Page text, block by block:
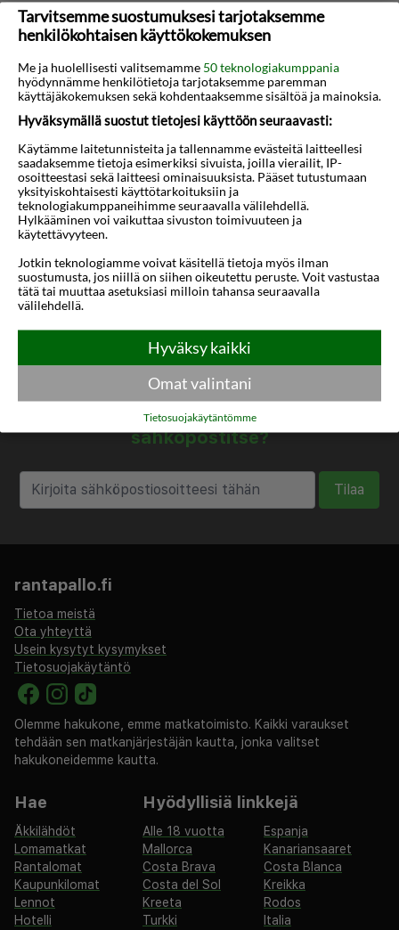
Matkoja ei löytynyt
Valitettavasti emme löydä hakuasi vastaavia matkoja.
Voit saada lisää tuloksia poistamalla alla olevat
suodattimet.
Mihin 1 sijainti
Matkan pituus 6-31 yötä
Alin tähtiluokitus 3 tähteä
Lämpötila -1 ... 0 °C
Haluatko saada houkuttelevia
tarjouksia, matkavinkkejä ja uutisia
sähköpostitse?
Tilaa
rantapallo.fi
Tietoa meistä
Ota yhteyttä
Usein kysytyt kysymykset
Tietosuojakäytäntö
Olemme hakukone, emme matkatoimisto. Kaikki varaukset
tehdään sen matkanjärjestäjän kautta, jonka valitset
hakukoneidemme kautta.
Hae
Äkkilähdöt
Lomamatkat
Rantalomat
Kaupunkilomat
Lennot
Hotelli
Hyödyllisiä linkkejä
Alle 18 vuotta
Espanja
Mallorca
Kanariansaaret
Costa Brava
Costa Blanca
Costa del Sol
Kreikka
Kreeta
Rodos
Turkki
Italia
Tarvitsemme suostumuksesi tarjotaksemme
henkilökohtaisen käyttökokemuksen
Me ja huolellisesti valitsemamme 50 teknologiakumppania
hyödynnämme henkilötietoja tarjotaksemme paremman
käyttäjäkokemuksen sekä kohdentaaksemme sisältöä ja mainoksia.
Hyväksymällä suostut tietojesi käyttöön seuraavasti:
Käytämme laitetunnisteita ja tallennamme evästeitä laitteellesi
saadaksemme tietoja esimerkiksi sivuista, joilla vierailit, IP-
osoitteestasi sekä laitteesi ominaisuuksista. Pääset tutustumaan
yksityiskohtaisesti käyttötarkoituksiin ja
teknologiakumppaneihimme seuraavalla välilehdellä.
Hylkääminen voi vaikuttaa sivuston toimivuuteen ja
käytettävyyteen.
Jotkin teknologiamme voivat käsitellä tietoja myös ilman
suostumusta, jos niillä on siihen oikeutettu peruste. Voit vastustaa
tätä tai muuttaa asetuksiasi milloin tahansa seuraavalla
välilehdellä.
Hyväksy kaikki
Omat valintani
Tietosuojakäytäntömme